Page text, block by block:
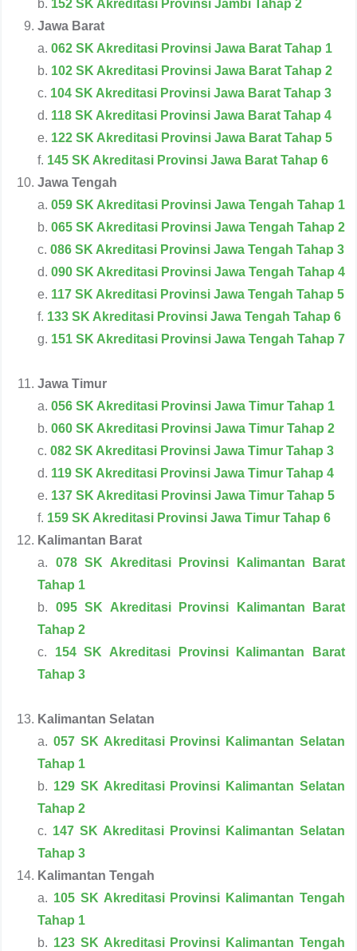
b. 152 SK Akreditasi Provinsi Jambi Tahap 2
Jawa Barat
a. 062 SK Akreditasi Provinsi Jawa Barat Tahap 1
b. 102 SK Akreditasi Provinsi Jawa Barat Tahap 2
c. 104 SK Akreditasi Provinsi Jawa Barat Tahap 3
d. 118 SK Akreditasi Provinsi Jawa Barat Tahap 4
e. 122 SK Akreditasi Provinsi Jawa Barat Tahap 5
f. 145 SK Akreditasi Provinsi Jawa Barat Tahap 6
Jawa Tengah
a. 059 SK Akreditasi Provinsi Jawa Tengah Tahap 1
b. 065 SK Akreditasi Provinsi Jawa Tengah Tahap 2
c. 086 SK Akreditasi Provinsi Jawa Tengah Tahap 3
d. 090 SK Akreditasi Provinsi Jawa Tengah Tahap 4
e. 117 SK Akreditasi Provinsi Jawa Tengah Tahap 5
f. 133 SK Akreditasi Provinsi Jawa Tengah Tahap 6
g. 151 SK Akreditasi Provinsi Jawa Tengah Tahap 7
Jawa Timur
a. 056 SK Akreditasi Provinsi Jawa Timur Tahap 1
b. 060 SK Akreditasi Provinsi Jawa Timur Tahap 2
c. 082 SK Akreditasi Provinsi Jawa Timur Tahap 3
d. 119 SK Akreditasi Provinsi Jawa Timur Tahap 4
e. 137 SK Akreditasi Provinsi Jawa Timur Tahap 5
f. 159 SK Akreditasi Provinsi Jawa Timur Tahap 6
Kalimantan Barat
a. 078 SK Akreditasi Provinsi Kalimantan Barat
Tahap 1
b. 095 SK Akreditasi Provinsi Kalimantan Barat
Tahap 2
c. 154 SK Akreditasi Provinsi Kalimantan Barat
Tahap 3
Kalimantan Selatan
a. 057 SK Akreditasi Provinsi Kalimantan Selatan
Tahap 1
b. 129 SK Akreditasi Provinsi Kalimantan Selatan
Tahap 2
c. 147 SK Akreditasi Provinsi Kalimantan Selatan
Tahap 3
Kalimantan Tengah
a. 105 SK Akreditasi Provinsi Kalimantan Tengah
Tahap 1
b. 123 SK Akreditasi Provinsi Kalimantan Tengah